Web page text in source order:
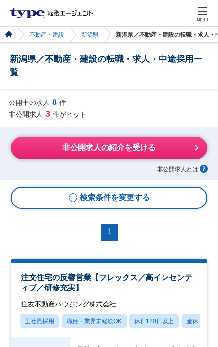
MENU
不動産・建設 新潟県 新潟県／不動産・建設の転職・求人・
新潟県／不動産・建設の転職・求人・中途採用一
覧
公開中の求人 8 件
非公開求人 3 件がヒット
非公開求人の紹介を受ける
非公開求人とは
検索条件を変更する
1
注文住宅の反響営業【フレックス／高インセンテ
ィブ／研修充実】
住友不動産ハウジング株式会社
正社員採用 職種・業界未経験OK 休日120日以上 産休・育休